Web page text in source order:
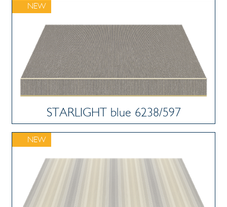
NEW
STARLIGHT blue 6238/597
NEW